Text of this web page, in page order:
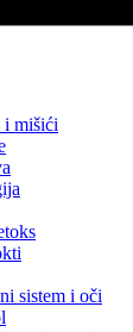
i mišići
sistem i oči